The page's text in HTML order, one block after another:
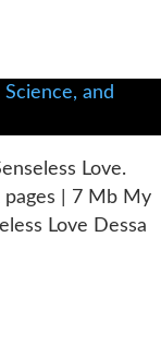
Love.
pages | 7 Mb My
Love Dessa